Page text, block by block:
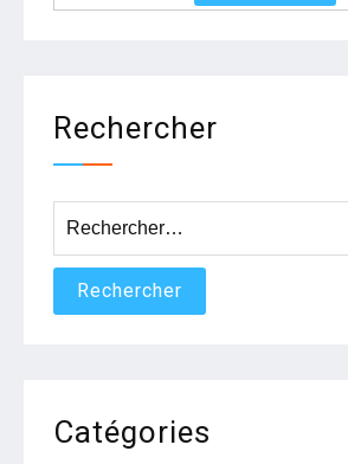
Rechercher
Catégories